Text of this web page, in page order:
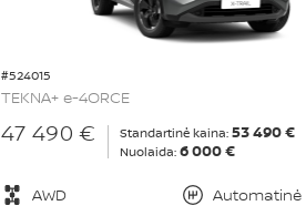
#524015
TEKNA+ e-4ORCE
47 490 € Standartinė kaina: 53 490 €
Nuolaida: 6 000 €
AWD
Automatinė